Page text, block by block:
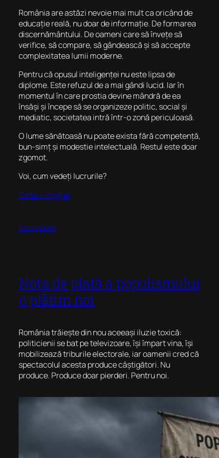
România are astăzi nevoie mai mult ca oricând de
educație reală, nu doar de informație. De formarea
discernământului. De oameni care să învețe să
verifice, să compare, să gândească și să accepte
complexitatea lumii moderne.
Pentru că opusul inteligenței nu este lipsa de
diplome. Este refuzul de a mai gândi lucid. Iar în
momentul în care prostia devine mândră de ea
însăși și începe să se organizeze politic, social și
mediatic, societatea intră într-o zonă periculoasă.
O lume sănătoasă nu poate exista fără competență,
bun-simț și modestie intelectuală. Restul este doar
zgomot.
Voi, cum vedeți lucrurile?
Catalin Anghel
09/05/2026
Nota de plată a populismului
o plătim noi
România trăiește din nou aceeași iluzie toxică:
politicienii se bat pe televizoare, își împart vina, își
mobilizează triburile electorale, iar oamenii cred că
spectacolul acesta produce câștigători. Nu
produce. Produce doar pierderi. Pentru noi.